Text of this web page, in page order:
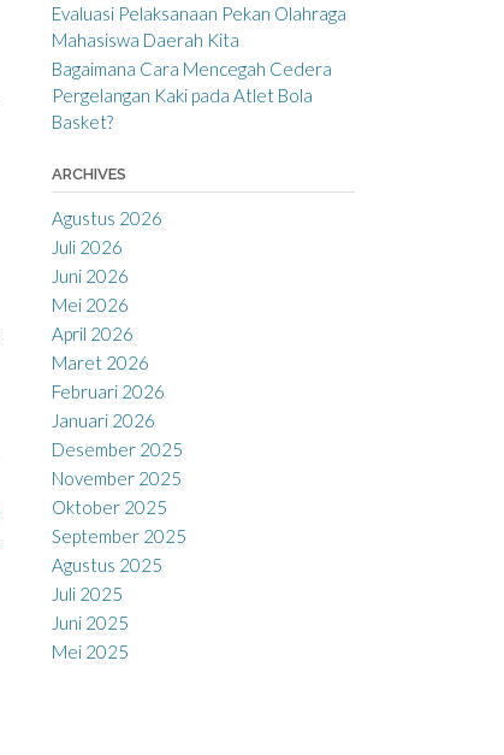
Evaluasi Pelaksanaan Pekan Olahraga
Mahasiswa Daerah Kita
Bagaimana Cara Mencegah Cedera
Pergelangan Kaki pada Atlet Bola
Basket?
ARCHIVES
Agustus 2026
Juli 2026
Juni 2026
Mei 2026
April 2026
Maret 2026
Februari 2026
Januari 2026
Desember 2025
November 2025
Oktober 2025
September 2025
Agustus 2025
Juli 2025
Juni 2025
Mei 2025